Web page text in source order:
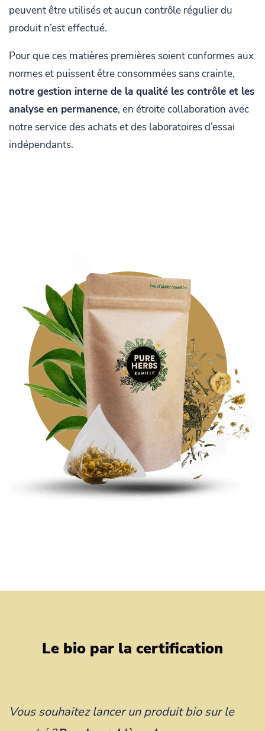
peuvent être utilisés et aucun contrôle régulier du
produit n’est effectué.
Pour que ces matières premières soient conformes aux
normes et puissent être consommées sans crainte,
notre gestion interne de la qualité les contrôle et les
analyse en permanence, en étroite collaboration avec
notre service des achats et des laboratoires d’essai
indépendants.
Le bio par la certification
Vous souhaitez lancer un produit bio sur le